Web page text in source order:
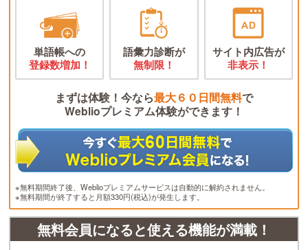
単語帳への
登録数増加！
語彙力診断が
無制限！
サイト内広告が
非表示！
まずは体験！今なら最大６０日間無料で
Weblioプレミアム体験ができます！
※無料期間終了後、Weblioプレミアムサービスは自動的に解約されません。
※無料期間が終了すると月額330円(税込)が発生します。
無料会員になると使える機能が満載！